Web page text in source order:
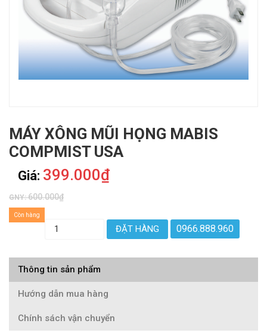
MÁY XÔNG MŨI HỌNG MABIS
COMPMIST USA
Giá: 399.000₫
GNY:600.000₫
Còn hàng
ĐẶT HÀNG 0966.888.960
Thông tin sản phẩm
Hướng dẫn mua hàng
Chính sách vận chuyển